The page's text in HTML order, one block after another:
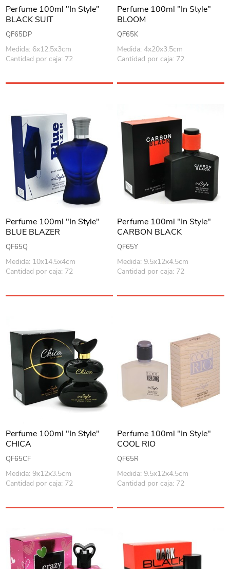
Perfume 100ml "In Style"
BLACK SUIT
QF65DP
Medida: 6x12.5x3cm
Cantidad por caja: 72
Perfume 100ml "In Style"
BLOOM
QF65K
Medida: 4x20x3.5cm
Cantidad por caja: 72
Perfume 100ml "In Style"
BLUE BLAZER
QF65Q
Medida: 10x14.5x4cm
Cantidad por caja: 72
Perfume 100ml "In Style"
CARBON BLACK
QF65Y
Medida: 9.5x12x4.5cm
Cantidad por caja: 72
Perfume 100ml "In Style"
CHICA
QF65CF
Medida: 9x12x3.5cm
Cantidad por caja: 72
Perfume 100ml "In Style"
COOL RIO
QF65R
Medida: 9.5x12x4.5cm
Cantidad por caja: 72